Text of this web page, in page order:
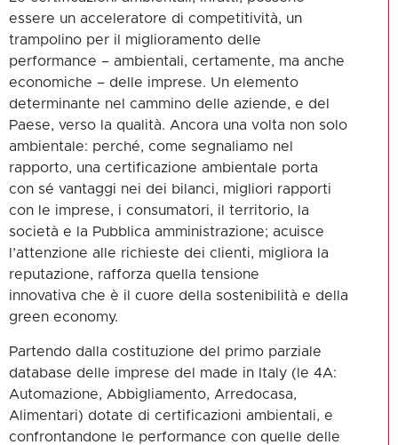
essere un acceleratore di competitività, un
trampolino per il miglioramento delle
performance – ambientali, certamente, ma anche
economiche – delle imprese. Un elemento
determinante nel cammino delle aziende, e del
Paese, verso la qualità. Ancora una volta non solo
ambientale: perché, come segnaliamo nel
rapporto, una certificazione ambientale porta
con sé vantaggi nei dei bilanci, migliori rapporti
con le imprese, i consumatori, il territorio, la
società e la Pubblica amministrazione; acuisce
l’attenzione alle richieste dei clienti, migliora la
reputazione, rafforza quella tensione
innovativa che è il cuore della sostenibilità e della
green economy.
Partendo dalla costituzione del primo parziale
database delle imprese del made in Italy (le 4A:
Automazione, Abbigliamento, Arredocasa,
Alimentari) dotate di certificazioni ambientali, e
confrontandone le performance con quelle delle